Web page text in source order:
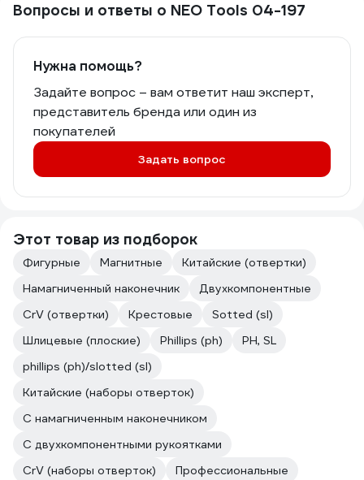
Вопросы и ответы о NEO Tools 04-197
Нужна помощь?
Задайте вопрос – вам ответит наш эксперт,
представитель бренда или один из
покупателей
Задать вопрос
Этот товар из подборок
Фигурные Магнитные
Китайские (отвертки)
Намагниченный наконечник
Двухкомпонентные
CrV (отвертки)
Крестовые
Sotted (sl)
Шлицевые (плоские)
Phillips (ph)
PH, SL
phillips (ph)/slotted (sl)
Китайские (наборы отверток)
C намагниченным наконечником
С двухкомпонентными рукоятками
CrV (наборы отверток)
Профессиональные